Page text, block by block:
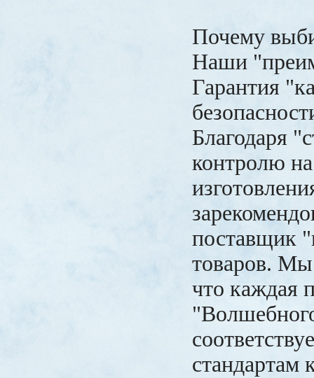
Почему
Наши
Гарантия
Благодаря
контролю
поставщик
товаров. Мы
что каждая
стандартам